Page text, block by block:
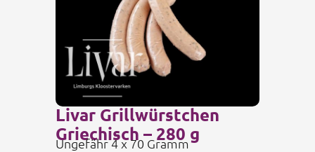
Livar Grillwürstchen
Griechisch – 280 g
Ungefähr 4 x 70 Gramm